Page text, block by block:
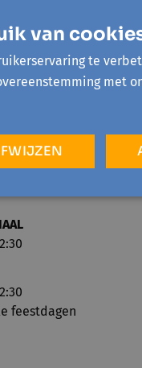
uit Gaza.
feestdagen
van
te
met